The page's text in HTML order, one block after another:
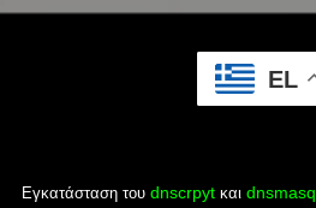
EL
Εγκατάσταση του dnscrpytκαι dnsmasq